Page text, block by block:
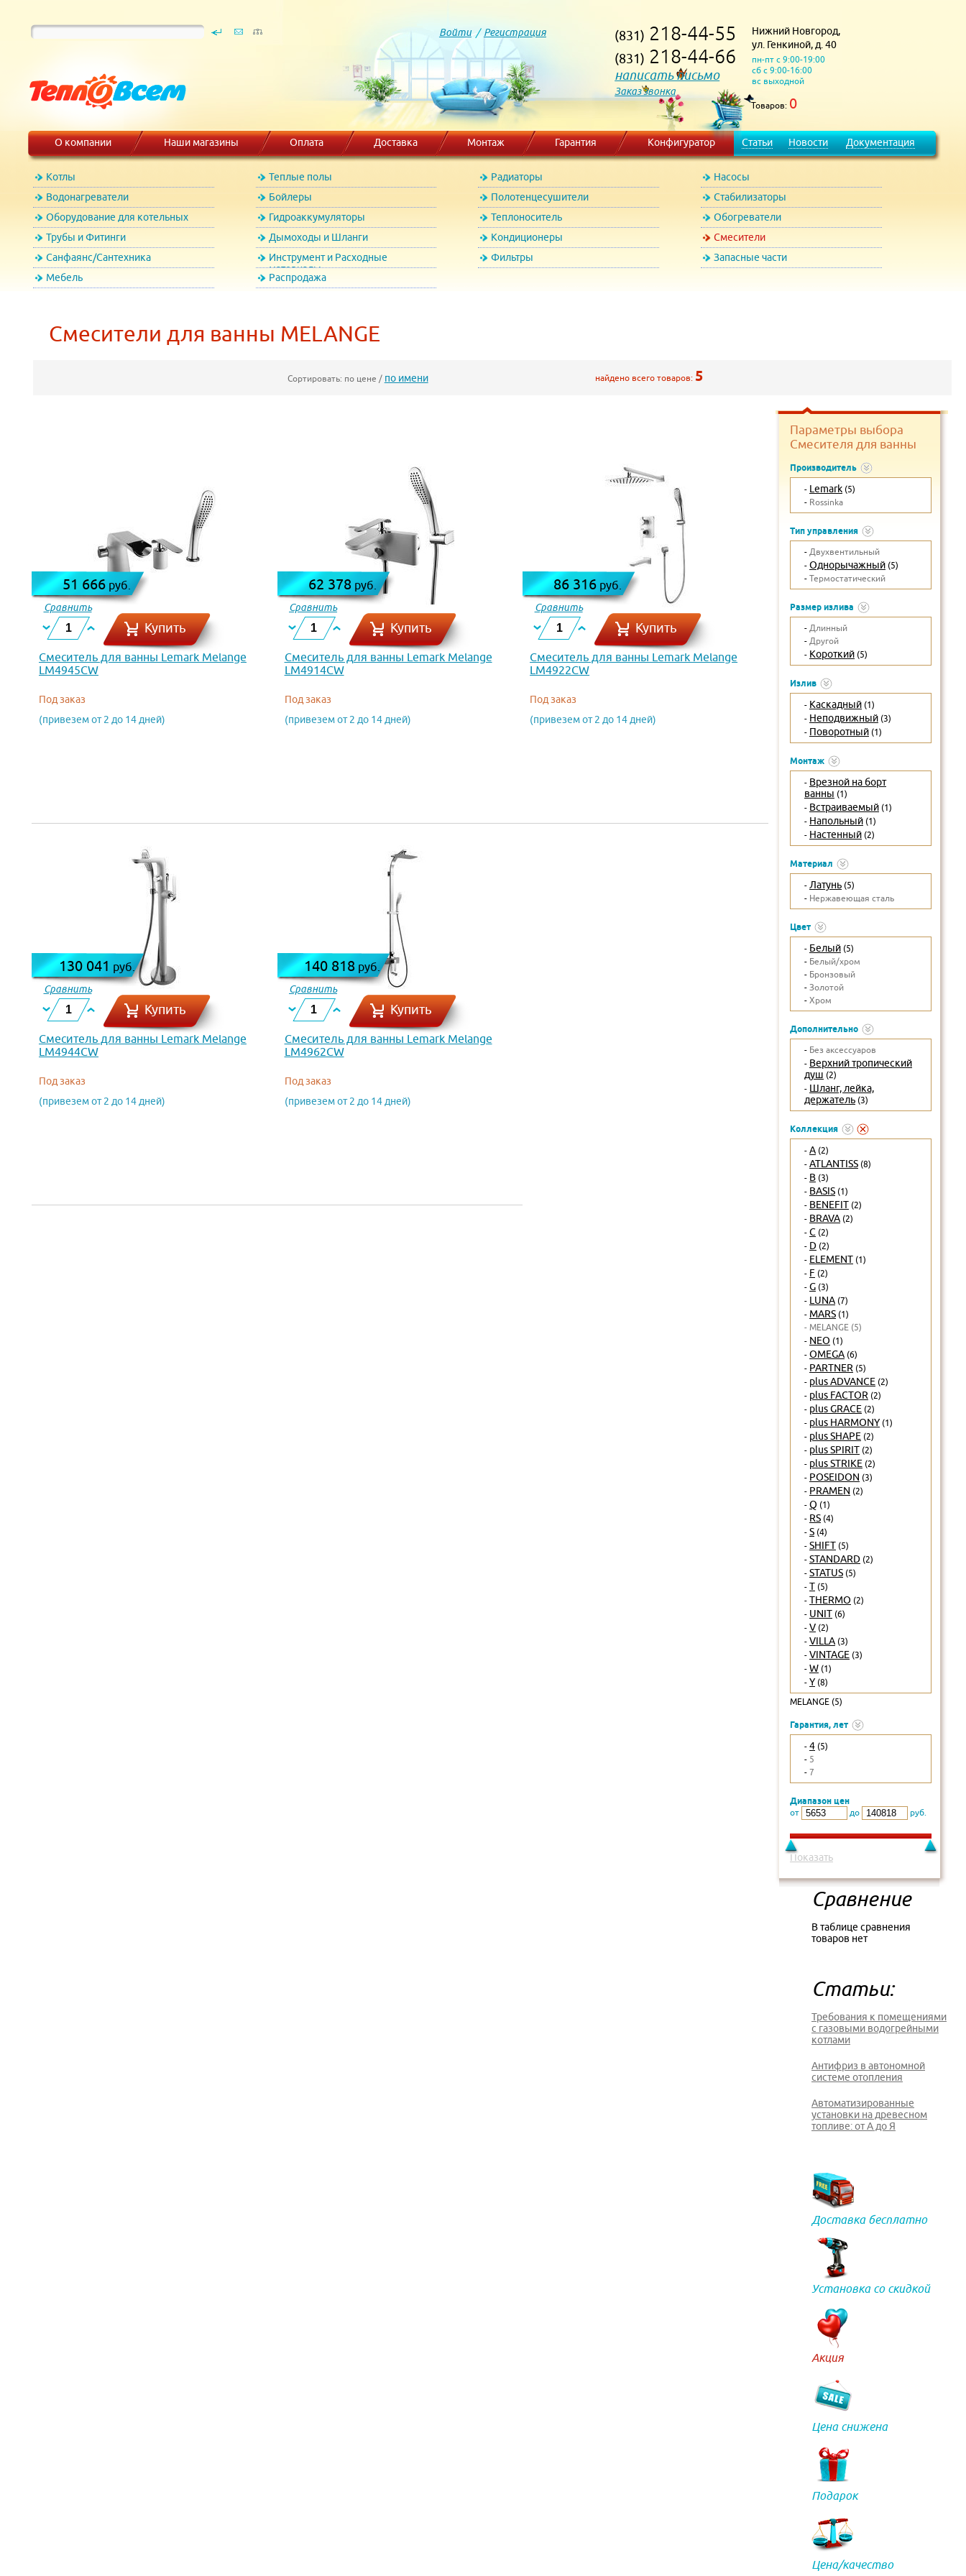
Войти/ Регистрация (831) 218-44-55
(831) 218-44-66
написать письмо
Заказ звонка
Нижний Новгород,
ул. Генкиной, д. 40
пн-пт с 9:00-19:00
сб с 9:00-16:00
вс выходной
Товаров: 0
О компании Наши магазины Оплата Доставка Монтаж Гарантия Конфигуратор Статьи Новости Документация
Котлы Теплые полы Радиаторы
Насосы
Водонагреватели
Бойлеры Полотенцесушители
Стабилизаторы
Оборудование для котельных
Гидроаккумуляторы Теплоноситель
Обогреватели
Трубы и Фитинги
Дымоходы и Шланги Кондиционеры
Смесители
Санфаянс/Сантехника
Инструмент и Расходные
материалы
Фильтры
Запасные части
Мебель
Распродажа
Смесители для ванны MELANGE
Сортировать: по цене / по имени найдено всего товаров:5
Параметры выбора
Смесителя для ванны
Производитель
- Lemark (5)
- Rossinka
Тип управления
- Двухвентильный
- Однорычажный (5)
- Термостатический
Размер излива
- Длинный
- Другой
- Короткий (5)
Излив
- Каскадный (1)
- Неподвижный (3)
- Поворотный (1)
Монтаж
- Врезной на борт
ванны (1)
- Встраиваемый (1)
- Напольный (1)
- Настенный (2)
Материал
- Латунь (5)
- Нержавеющая сталь
Цвет
- Белый (5)
- Белый/хром
- Бронзовый
- Золотой
- Хром
Дополнительно
- Без аксессуаров
- Верхний тропический
душ (2)
- Шланг, лейка,
держатель (3)
Коллекция
- A (2)
- ATLANTISS (8)
- B (3)
- BASIS (1)
- BENEFIT (2)
- BRAVA (2)
- C (2)
- D (2)
- ELEMENT (1)
- F (2)
- G (3)
- LUNA (7)
- MARS (1)
- MELANGE (5)
- NEO (1)
- OMEGA (6)
- PARTNER (5)
- plus ADVANCE (2)
- plus FACTOR (2)
- plus GRACE (2)
- plus HARMONY (1)
- plus SHAPE (2)
- plus SPIRIT (2)
- plus STRIKE (2)
- POSEIDON (3)
- PRAMEN (2)
- Q (1)
- RS (4)
- S (4)
- SHIFT (5)
- STANDARD (2)
- STATUS (5)
- T (5)
- THERMO (2)
- UNIT (6)
- V (2)
- VILLA (3)
- VINTAGE (3)
- W (1)
- Y (8)
MELANGE (5)
Гарантия, лет
- 4 (5)
- 5
- 7
Диапазон цен
от
до руб.
Показать
Сравнение
В таблице сравнения
товаров нет
Статьи:
Требования к помещениями
с газовыми водогрейными
котлами
Антифриз в автономной
системе отопления
Автоматизированные
установки на древесном
топливе: от А до Я
Доставка бесплатно
Установка со скидкой
Акция
Цена снижена
Подарок
Цена/качество
51 666 руб.
Сравнить
Купить
Смеситель для ванны Lemark Melange
LM4945CW
Под заказ
(привезем от 2 до 14 дней)
62 378руб.
Сравнить
Купить
Смеситель для ванны Lemark Melange
LM4914CW
Под заказ
(привезем от 2 до 14 дней)
86 316 руб.
Сравнить
Купить
Смеситель для ванны Lemark Melange
LM4922CW
Под заказ
(привезем от 2 до 14 дней)
130 041 руб.
Сравнить
Купить
Смеситель для ванны Lemark Melange
LM4944CW
Под заказ
(привезем от 2 до 14 дней)
140 818 руб.
Сравнить
Купить
Смеситель для ванны Lemark Melange
LM4962CW
Под заказ
(привезем от 2 до 14 дней)